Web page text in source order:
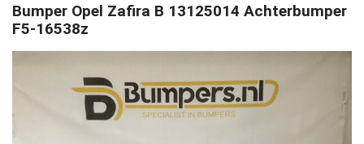
Bumper Opel Zafira B 13125014 Achterbumper
F5-16538z